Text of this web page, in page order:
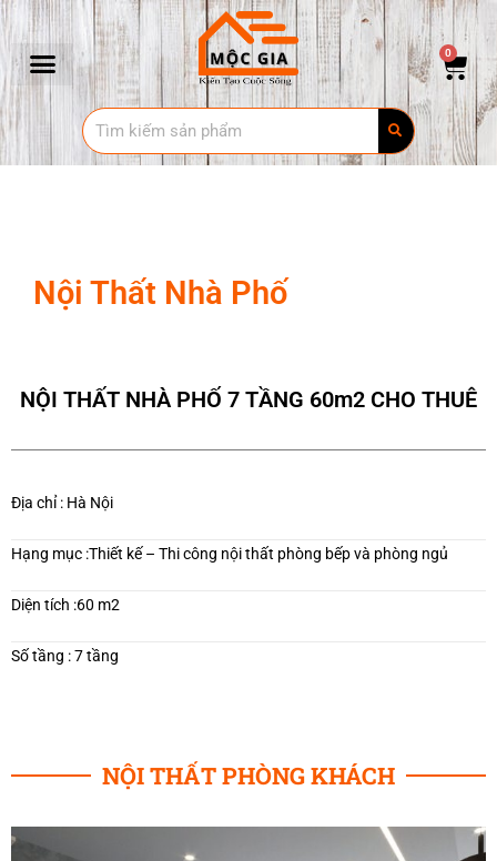
0
Nội Thất Nhà Phố
NỘI THẤT NHÀ PHỐ 7 TẦNG 60m2 CHO THUÊ
Địa chỉ : Hà Nội
Hạng mục :Thiết kế – Thi công nội thất phòng bếp và phòng ngủ
Diện tích :60 m2
Số tầng : 7 tầng
NỘI THẤT PHÒNG KHÁCH